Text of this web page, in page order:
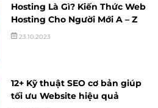
Hosting Là Gì? Kiến Thức Web
Hosting Cho Người Mới A – Z
23.10.2023
12+ Kỹ thuật SEO cơ bản giúp
tối ưu Website hiệu quả